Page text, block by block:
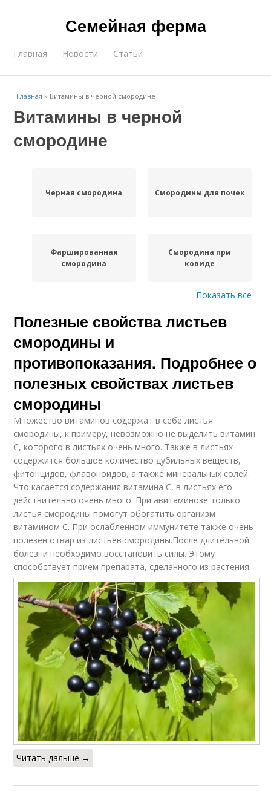
Семейная ферма
Главная Новости Статьи
Главная » Витамины в черной смородине
Витамины в черной
смородине
Черная смородина Смородины для почек
Фаршированная
смородина
Смородина при
ковиде
Нужные витамины
Смородина при
простуде
Пирог с черной
Показать все
Полезные свойства листьев
смородины и
противопоказания. Подробнее о
полезных свойствах листьев
смородины
Множество витаминов содержат в себе листья
смородины, к примеру, невозможно не выделить витамин
С, которого в листьях очень много. Также в листьях
содержится большое количество дубильных веществ,
фитонцидов, флавоноидов, а также минеральных солей.
Что касается содержания витамина С, в листьях его
действительно очень много. При авитаминозе только
листья смородины помогут обогатить организм
витамином С. При ослабленном иммунитете также очень
полезен отвар из листьев смородины.После длительной
болезни необходимо восстановить силы. Этому
способствует прием препарата, сделанного из растения.
Читать дальше →